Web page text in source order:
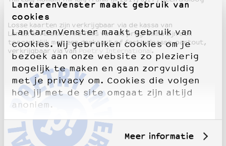
LantarenVenster maakt gebruik van
cookies
LantarenVenster maakt gebruik van
cookies. Wij gebruiken cookies om je
bezoek aan onze website zo plezierig
mogelijk te maken en gaan zorgvuldig
met je privacy om. Cookies die volgen
hoe jij met de site omgaat zijn altijd
anoniem.
Meer informatie
Losse kaarten zijn verkrijgbaar via de kassa van
LantarenVenster. Alle films van dit programma zijn ook
toegankelijk met een dagkaart of festivalpasse-partout,
verkrijgbaar via van Poetry International .